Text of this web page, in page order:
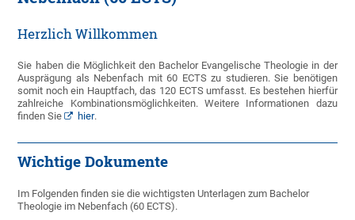
Herzlich Willkommen
Sie haben die Möglichkeit den Bachelor Evangelische Theologie in der
Ausprägung als Nebenfach mit 60 ECTS zu studieren. Sie benötigen
somit noch ein Hauptfach, das 120 ECTS umfasst. Es bestehen hierfür
zahlreiche Kombinationsmöglichkeiten. Weitere Informationen dazu
finden Sie
hier.
Wichtige Dokumente
Im Folgenden finden sie die wichtigsten Unterlagen zum Bachelor
Theologie im Nebenfach (60 ECTS).